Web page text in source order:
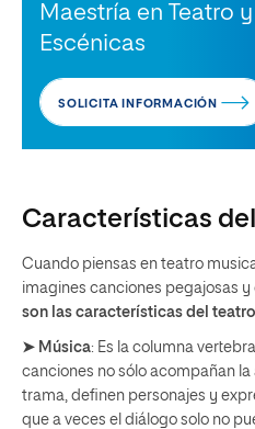
Maestría en Teatro
Escénicas
SOLICITA INFORMACIÓN
Características
Cuando piensas en teatro
imagines canciones pegajosas y
son las características del
➤ Música: Es la columna
canciones no sólo acompañan
trama, definen personajes y
que a veces el diálogo solo no